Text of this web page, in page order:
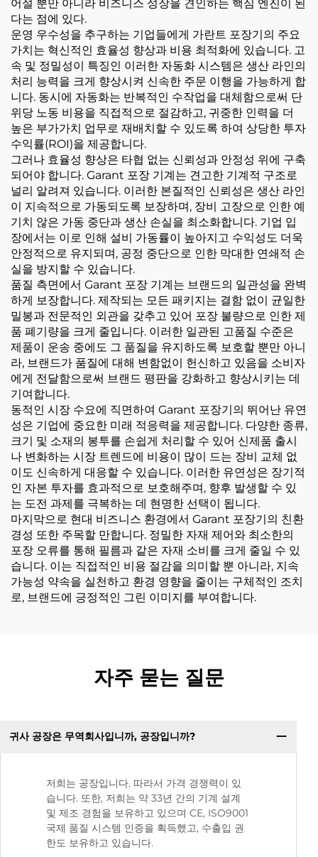
어설 뿐만 아니라 비즈니스 성장을 견인하는 핵심 엔진이 된
다는 점에 있다.
운영 우수성을 추구하는 기업들에게 가란트 포장기의 주요
가치는 혁신적인 효율성 향상과 비용 최적화에 있습니다. 고
속 및 정밀성이 특징인 이러한 자동화 시스템은 생산 라인의
처리 능력을 크게 향상시켜 신속한 주문 이행을 가능하게 합
니다. 동시에 자동화는 반복적인 수작업을 대체함으로써 단
위당 노동 비용을 직접적으로 절감하고, 귀중한 인력을 더
높은 부가가치 업무로 재배치할 수 있도록 하여 상당한 투자
수익률(ROI)을 제공합니다.
그러나 효율성 향상은 타협 없는 신뢰성과 안정성 위에 구축
되어야 합니다. Garant 포장 기계는 견고한 기계적 구조로
널리 알려져 있습니다. 이러한 본질적인 신뢰성은 생산 라인
이 지속적으로 가동되도록 보장하며, 장비 고장으로 인한 예
기치 않은 가동 중단과 생산 손실을 최소화합니다. 기업 입
장에서는 이로 인해 설비 가동률이 높아지고 수익성도 더욱
안정적으로 유지되며, 공정 중단으로 인한 막대한 연쇄적 손
실을 방지할 수 있습니다.
품질 측면에서 Garant 포장 기계는 브랜드의 일관성을 완벽
하게 보장합니다. 제작되는 모든 패키지는 결함 없이 균일한
밀봉과 전문적인 외관을 갖추고 있어 포장 불량으로 인한 제
품 폐기량을 크게 줄입니다. 이러한 일관된 고품질 수준은
제품이 운송 중에도 그 품질을 유지하도록 보호할 뿐만 아니
라, 브랜드가 품질에 대해 변함없이 헌신하고 있음을 소비자
에게 전달함으로써 브랜드 평판을 강화하고 향상시키는 데
기여합니다.
동적인 시장 수요에 직면하여 Garant 포장기의 뛰어난 유연
성은 기업에 중요한 미래 적응력을 제공합니다. 다양한 종류,
크기 및 소재의 봉투를 손쉽게 처리할 수 있어 신제품 출시
나 변화하는 시장 트렌드에 비용이 많이 드는 장비 교체 없
이도 신속하게 대응할 수 있습니다. 이러한 유연성은 장기적
인 자본 투자를 효과적으로 보호해주며, 향후 발생할 수 있
는 도전 과제를 극복하는 데 현명한 선택이 됩니다.
마지막으로 현대 비즈니스 환경에서 Garant 포장기의 친환
경성 또한 주목할 만합니다. 정밀한 자재 제어와 최소한의
포장 오류를 통해 필름과 같은 자재 소비를 크게 줄일 수 있
습니다. 이는 직접적인 비용 절감을 의미할 뿐 아니라, 지속
가능성 약속을 실천하고 환경 영향을 줄이는 구체적인 조치
로, 브랜드에 긍정적인 그린 이미지를 부여합니다.
자주 묻는 질문
귀사 공장은 무역회사입니까, 공장입니까?
저희는 공장입니다. 따라서 가격 경쟁력이 있
습니다. 또한, 저희는 약 33년 간의 기계 설계
및 제조 경험을 보유하고 있으며 CE, ISO9001
국제 품질 시스템 인증을 획득했고, 수출입 권
한도 보유하고 있습니다.